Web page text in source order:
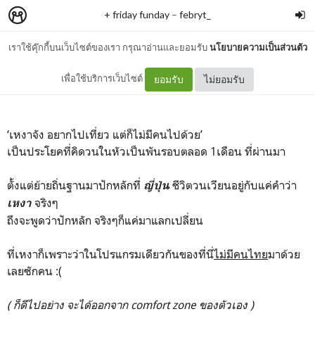
เราใช้คุ๊กกี้บนเว็บไซต์ของเรา กรุณาอ่านและยอมรับนโยบายความเป็นส่วนตัว
เพื่อใช้บริการเว็บไซต์ ยอมรับ ไม่ยอมรับ
+ friday funday – febryt_
1.11ーhajimemashite
‘เหงาจัง อยากไปเที่ยว แต่ก็ไม่มีคนไปด้วย’
เป็นประโยคที่คิดวนในหัวเป็นพันรอบตลอด 1เดือน ที่ผ่านมา
ตั้งแต่ย้ายถิ่นฐานมาปักหลักที่ ญี่ปุ่นชีวิตวนเวียนอยู่กับแค่คำว่า
เหงา จริงๆ
ถึงจะพูดว่าปักหลัก จริงๆก็แค่มาแลกเปลี่ยน
ที่เหงาก็เพราะว่าในโปรแกรมเดียวกันของที่นี่ไม่มีคนไทยมาด้วย
เลยซักคน :(
( ก็ดีไปอย่าง จะได้ออกจาก comfort zone ของตัวเอง )